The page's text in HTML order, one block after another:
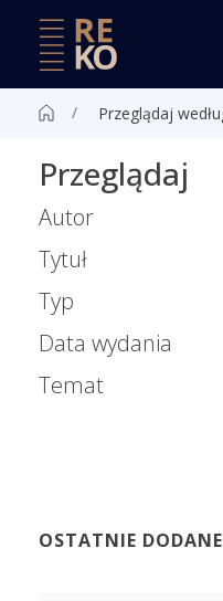
Przeglądaj
Przeglądaj
Autor
Tytuł
Typ
Data wydania
Temat
OSTATNIE